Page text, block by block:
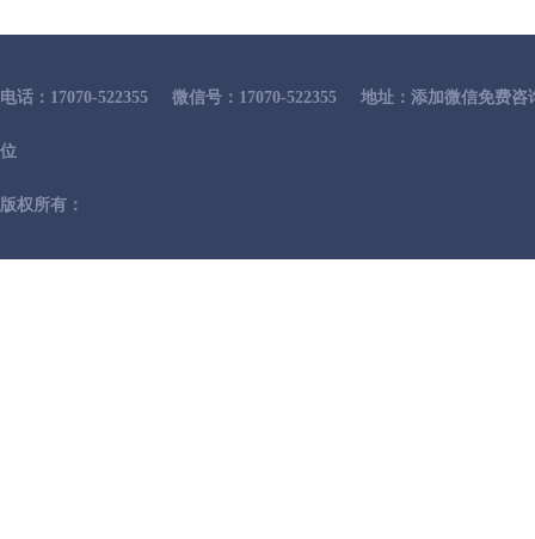
电话：17070-522355 微信号：17070-522355 地址：添加微信免费咨
位
版权所有：